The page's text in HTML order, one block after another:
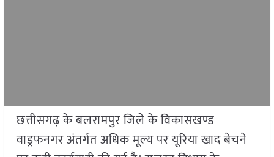
छत्तीसगढ़ के बलरामपुर जिले के विकासखण्ड
वाड्रफनगर अंतर्गत अधिक मूल्य पर यूरिया खाद बेचने